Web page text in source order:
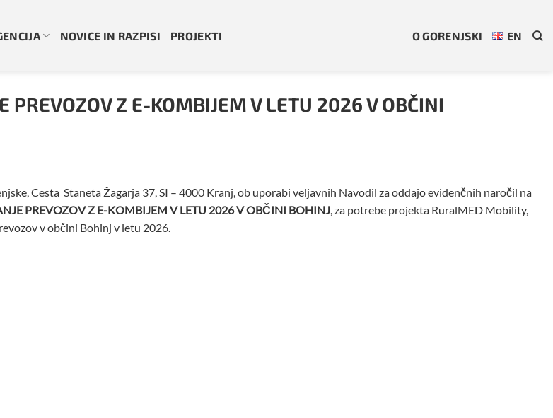
NOVICE IN RAZPISI PROJEKTI O GORENJSKI EN
PREVOZOV Z E-KOMBIJEM V LETU 2026 V OBČINI
Cesta Staneta Žagarja 37, SI – 4000 Kranj, ob uporabi veljavnih Navodil za oddajo evidenčnih naročil na
PREVOZOV Z E-KOMBIJEM V LETU 2026 V OBČINI BOHINJ, za potrebe projekta RuralMED Mobility,
v občini Bohinj v letu 2026.